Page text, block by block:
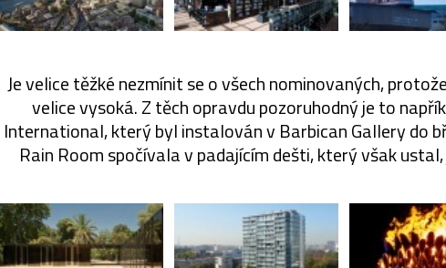
Je velice těžké nezmínit se o všech nominovaných,
velice vysoká. Z těch opravdu pozoruhodný je to
International, který byl instalován v Barbican Gallery do
Rain Room spočívala v padajícím dešti, který však